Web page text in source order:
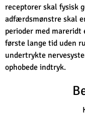
receptorer skal fysisk
adfærdsmønstre skal
perioder med mareridt
første lange tid uden
undertrykte
ophobede indtryk.